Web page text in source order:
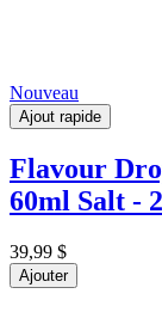
Nouveau
Ajout rapide
Flavour
60ml Salt -
39,99 $
Ajouter